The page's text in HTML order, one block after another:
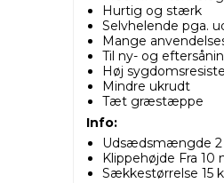
Hurtig og stærk
Selvhelende pga.
Mange
Til ny- og
Høj
Mindre ukrudt
Tæt græstæppe
Info:
Udsædsmængde 2
Klippehøjde Fra 10
Sækkestørrelse 15